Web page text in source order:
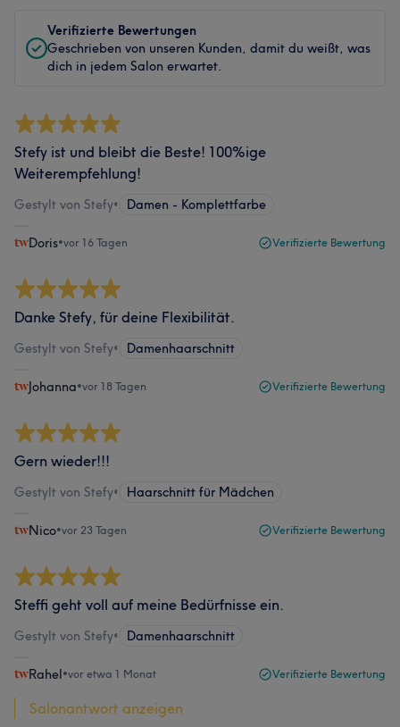
Verifizierte Bewertungen
Geschrieben von unseren Kunden, damit du weißt, was
dich in jedem Salon erwartet.
Stefy ist und bleibt die Beste! 100%ige
Weiterempfehlung!
Gestylt von Stefy• Damen - Komplettfarbe
Doris•vor 16 Tagen Verifizierte Bewertung
Danke Stefy, für deine Flexibilität.
Gestylt von Stefy• Damenhaarschnitt
Johanna•vor 18 Tagen Verifizierte Bewertung
Gern wieder!!!
Gestylt von Stefy• Haarschnitt für Mädchen
Nico•vor 23 Tagen Verifizierte Bewertung
Steffi geht voll auf meine Bedürfnisse ein.
Gestylt von Stefy• Damenhaarschnitt
Rahel•vor etwa 1 Monat Verifizierte Bewertung
Salonantwort anzeigen